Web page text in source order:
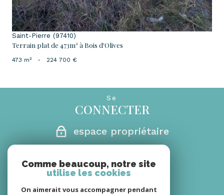
Saint-Pierre (97410)
Terrain plat de 473m² à Bois d'Olives
473 m² - 224 700 €
Se
CONNECTER
espace propriétaire
CONTACTER
06 08 66 30 18
Comme beaucoup, notre site
utilise les cookies
On aimerait vous accompagner pendant